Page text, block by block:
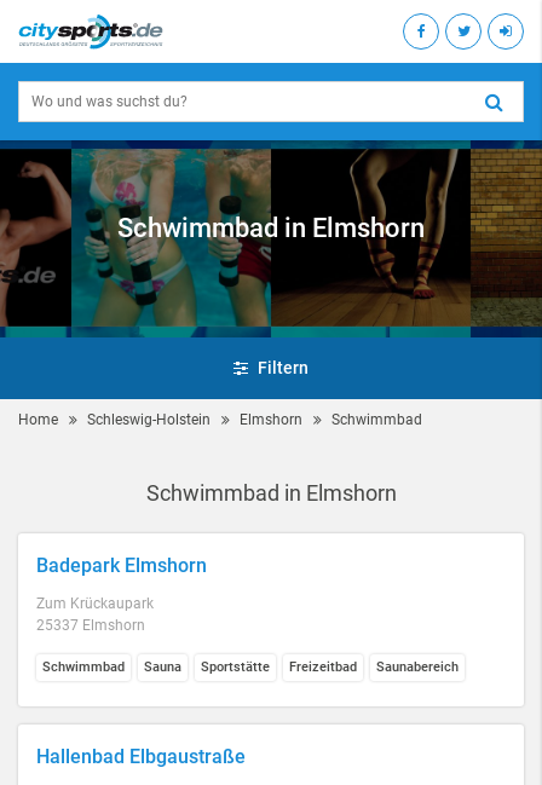
Schwimmbad in Elmshorn
Filtern
Home Schleswig-Holstein Elmshorn Schwimmbad
Schwimmbad in Elmshorn
Badepark Elmshorn
Zum Krückaupark
25337 Elmshorn
Schwimmbad Sauna Sportstätte Freizeitbad Saunabereich
Hallenbad Elbgaustraße